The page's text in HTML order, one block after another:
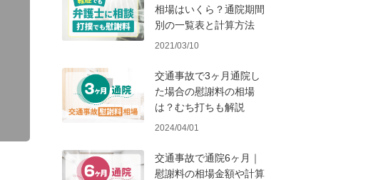
相場はいくら？通院期間
別の一覧表と計算方法
2021/03/10
交通事故で3ヶ月通院し
た場合の慰謝料の相場
は？むち打ちも解説
2024/04/01
交通事故で通院6ヶ月｜
慰謝料の相場金額や計算